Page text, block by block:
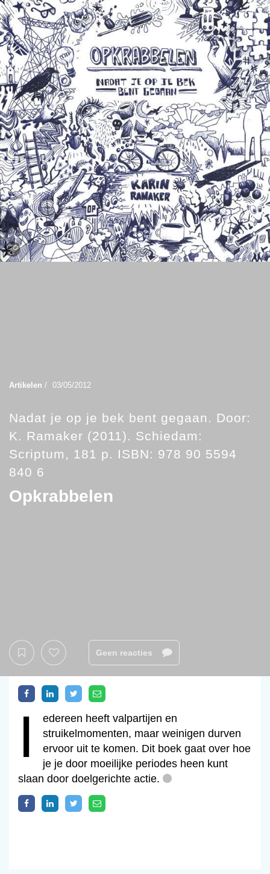
Artikelen / 03/05/2012
Nadat je op je bek bent gegaan. Door:
K. Ramaker (2011). Schiedam:
Scriptum, 181 p. ISBN: 978 90 5594
840 6
Opkrabbelen
Geen reacties
i
Iedereen heeft valpartijen en
struikelmomenten, maar weinigen durven
ervoor uit te komen. Dit boek gaat over hoe
je je door moeilijke periodes heen kunt
slaan door doelgerichte actie.